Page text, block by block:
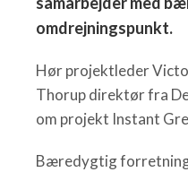
omdrejningspunkt.
Hør projektleder
Thorup direktør fra
om projekt Instant
Bæredygtig